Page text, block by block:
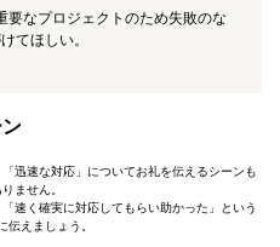
要なプロジェクトのため失敗のな
てほしい。
迅速な対応」についてお礼を伝えるシーンも
ません。
速く確実に対応してもらい助かった」という
伝えましょう。